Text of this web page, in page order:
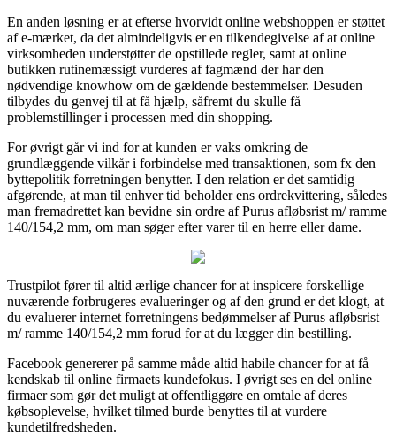
En anden løsning er at efterse hvorvidt online webshoppen er støttet
af e-mærket, da det almindeligvis er en tilkendegivelse af at online
virksomheden understøtter de opstillede regler, samt at online
butikken rutinemæssigt vurderes af fagmænd der har den
nødvendige knowhow om de gældende bestemmelser. Desuden
tilbydes du genvej til at få hjælp, såfremt du skulle få
problemstillinger i processen med din shopping.
For øvrigt går vi ind for at kunden er vaks omkring de
grundlæggende vilkår i forbindelse med transaktionen, som fx den
byttepolitik forretningen benytter. I den relation er det samtidig
afgørende, at man til enhver tid beholder ens ordrekvittering, således
man fremadrettet kan bevidne sin ordre af Purus afløbsrist m/ ramme
140/154,2 mm, om man søger efter varer til en herre eller dame.
Trustpilot fører til altid ærlige chancer for at inspicere forskellige
nuværende forbrugeres evalueringer og af den grund er det klogt, at
du evaluerer internet forretningens bedømmelser af Purus afløbsrist
m/ ramme 140/154,2 mm forud for at du lægger din bestilling.
Facebook genererer på samme måde altid habile chancer for at få
kendskab til online firmaets kundefokus. I øvrigt ses en del online
firmaer som gør det muligt at offentliggøre en omtale af deres
købsoplevelse, hvilket tilmed burde benyttes til at vurdere
kundetilfredsheden.